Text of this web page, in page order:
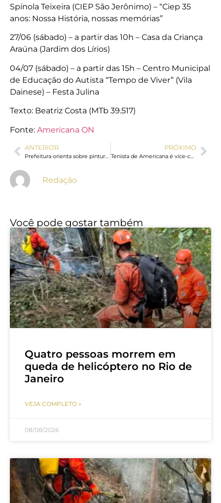
Spínola Teixeira (CIEP São Jerônimo) – “Ciep 35
anos: Nossa História, nossas memórias”
27/06 (sábado) – a partir das 10h – Casa da Criança
Araúna (Jardim dos Lírios)
04/07 (sábado) – a partir das 15h – Centro Municipal
de Educação do Autista “Tempo de Viver” (Vila
Dainese) – Festa Julina
Texto: Beatriz Costa (MTb 39.517)
Fonte: Americana ON
ANTERIOR
Prefeitura orienta sobre pinturas da Copa do Mundo nas vias públicas e segurança no trânsito
PRÓXIMO
Tenista de Americana é vice-campeão em torneio regional
Redação
Você pode gostar também
Quatro pessoas morrem em
queda de helicóptero no Rio de
Janeiro
VEJA COMPLETO »
08/08/2026